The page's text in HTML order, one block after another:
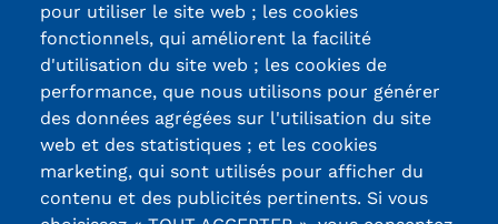
13, Rue Ernest
Certifications /
Labels qualité
pour utiliser le site web ; les cookies
fonctionnels, qui améliorent la facilité
d'utilisation du site web ; les cookies de
performance, que nous utilisons pour générer
des données agrégées sur l'utilisation du site
web et des statistiques ; et les cookies
marketing, qui sont utilisés pour afficher du
contenu et des publicités pertinents. Si vous